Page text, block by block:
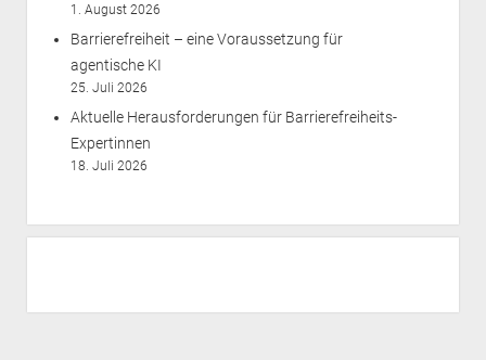
1. August 2026
Barrierefreiheit – eine Voraussetzung für
agentische KI
25. Juli 2026
Aktuelle Herausforderungen für Barrierefreiheits-
Expertinnen
18. Juli 2026